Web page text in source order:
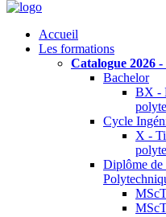
Accueil
Les formations
Catalogue 2026 -
Bachelor
BX -
Cycle
X -
Diplôme de